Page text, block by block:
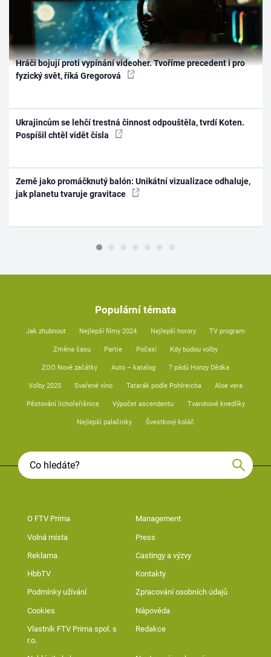
Hráči bojují proti vypínání videoher. Tvoříme precedent i pro
fyzický svět, říká Gregorová
Ukrajincům se lehčí trestná činnost odpouštěla, tvrdí Koten.
Pospíšil chtěl vidět čísla
Země jako promáčknutý balón: Unikátní vizualizace odhaluje,
jak planetu tvaruje gravitace
Populární témata
Jak zhubnout Nejlepší filmy 2024 Nejlepší horory TV program
Změna času Partie Počasí Kdy budou volby
ZOO Nové začátky Auto – katalog 7 pádů Honzy Dědka
Volby 2025 Svařené víno Tatarák podle Pohlreicha Aloe vera
Pěstování lichořeřišnice Výpočet ascendentu Tvarohové knedlíky
Nejlepší palačinky Švestkový koláč
O FTV Prima Management
Volná místa Press
Reklama Castingy a výzvy
HbbTV Kontakty
Podmínky užívání Zpracování osobních údajů
Cookies Nápověda
Vlastník FTV Prima spol. s
r.o.
Redakce